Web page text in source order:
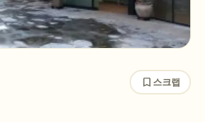
스크랩